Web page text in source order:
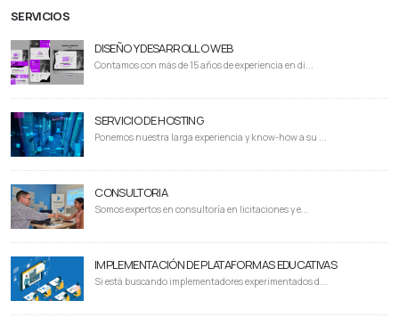
SERVICIOS
DISEÑO Y DESARROLLO WEB
Contamos con más de 15 años de experiencia en di...
SERVICIO DE HOSTING
Ponemos nuestra larga experiencia y know-how a su ...
CONSULTORIA
Somos expertos en consultoría en licitaciones y e...
IMPLEMENTACIÓN DE PLATAFORMAS EDUCATIVAS
Si está buscando implementadores experimentados d...